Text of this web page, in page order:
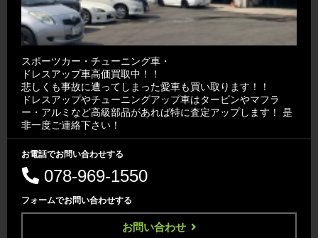
スポーツカー・チューニング車・
ドレスアップ車高価買取中！！
悲しくも事故に遭ってしまった愛車も買い取ります！！
ドレスアップやチューニングアップ車はタービンやマフラ
ー・アルミなど高級部品があれば特に査定アップします！ 是
非一度ご連絡下さい！
お電話でお問い合わせする
078-969-1550
フォームでお問い合わせする
お問い合わせ